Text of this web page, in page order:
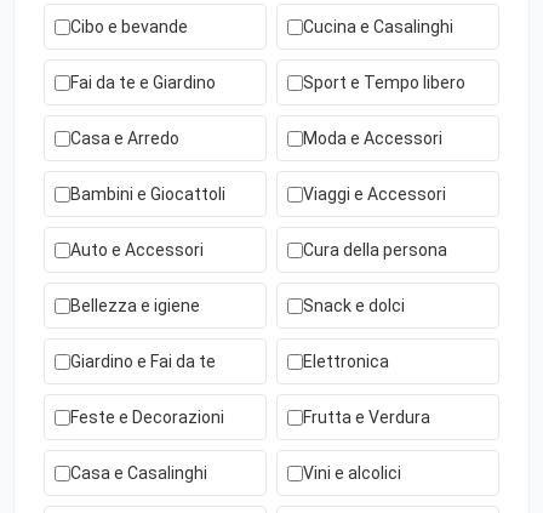
Cibo e bevande Cucina e Casalinghi
Fai da te e Giardino Sport e Tempo libero
Casa e Arredo Moda e Accessori
Bambini e Giocattoli Viaggi e Accessori
Auto e Accessori Cura della persona
Bellezza e igiene Snack e dolci
Giardino e Fai da te Elettronica
Feste e Decorazioni Frutta e Verdura
Casa e Casalinghi Vini e alcolici